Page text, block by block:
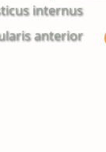
internus
anterior